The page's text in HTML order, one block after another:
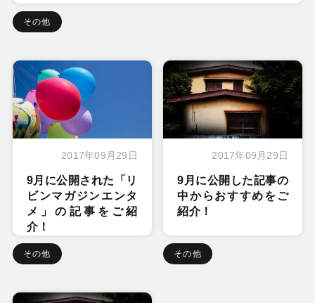
その他
2017年09月29日
9月に公開された「リ
ビンマガジンエンタ
メ」の記事をご紹
介！
その他
2017年09月29日
9月に公開した記事の
中からおすすめをご
紹介！
その他